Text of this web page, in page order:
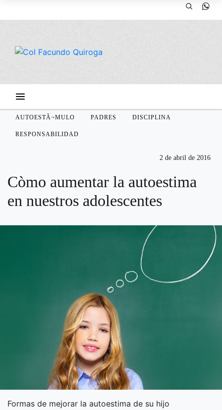
AUTOESTÃ¬MULO PADRES DISCIPLINA
RESPONSABILIDAD
2 de abril de 2016
Còmo aumentar la autoestima
en nuestros adolescentes
Formas de mejorar la autoestima de su hijo